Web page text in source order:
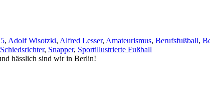
, Adolf Wisotzki, Alfred Lesser, Amateurismus, Berufsfußball,
Schiedsrichter, Snapper, Sportillustrierte Fußball
hässlich sind wir in Berlin!